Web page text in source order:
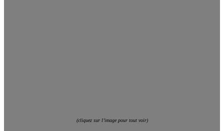
(cliquez sur l’image pour tout voir)